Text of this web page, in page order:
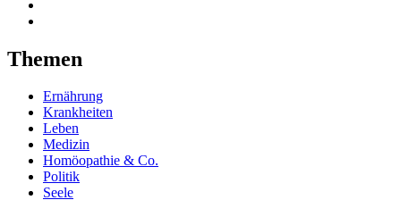
Themen
Ernährung
Krankheiten
Leben
Medizin
Homöopathie & Co.
Politik
Seele